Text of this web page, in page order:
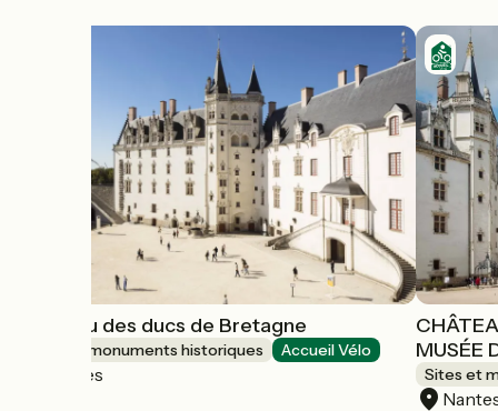
Château des ducs de Bretagne
Sites et monuments historiques Accueil Vélo
Nantes
MUSÉE
Sites et